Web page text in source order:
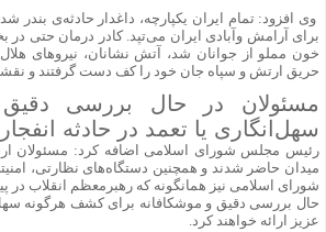
خرید آنلاین طلا با اجرت پایین و تجربه‌ای لوکس: گالری طلای
چرا مانیتور ایسوس بهترین انتخاب برای گیمرها و ادیتورها
هزینه حج عمره ۱۴۰۵؛ بررسی کامل هزینه ثبت نام، کاروان و مخارج سفر
زنجیر طلا چگونه ساخته می‌شود؟ مراحل تولید زنجیر طلا
راهنمای خرید دینار در مرز مهران از مانیرو
عارف: با گران‌فروشی و احتکار باید برخورد جدی شود
حداد عادل: آقا مجتبی یک نور بود که وارد خانه ما شد
توضیح افشین درباره سند راهبردی «توسعه فرانچایز
افشای مشخصات شیائومی ۱۸ پرو/ پادشاه جدید با دوربین ۲۰۰ مگاپیکسلی و باتری ۷۰۰۰ میلی‌آمپری در راه است
وی افزود: تمام ایران یکپارچه، داغدار حادثه‌ی
برای آرامش وآبادی ایران می‌تپد. کادر درمان حتی در
خون مملو از جوانان شد، آتش نشانان، نیروهای
حریق ارتش و سپاه جان خود را کف دست گرفتند و
مسئولان در حال بررسی
سهل‌انگاری یا تعمد در حادثه
رئیس مجلس شورای اسلامی اضافه کرد: مسئولان
میدان حاضر شدند و همچنین دستگاه‌های نظارتی،
شورای اسلامی نیز همانگونه که رهبرمعظم انقلاب در
حال بررسی دقیق و موشکافانه برای کشف هرگونه
عزیز ارائه خواهند کرد.